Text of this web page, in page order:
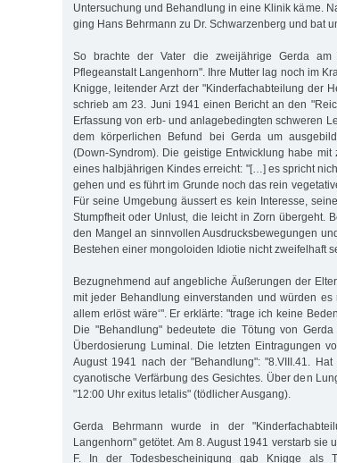
Untersuchung und Behandlung in eine Klinik käme.
ging Hans Behrmann zu Dr. Schwarzenberg und bat
So brachte der Vater die zweijährige Gerda
Pflegeanstalt Langenhorn". Ihre Mutter lag noch im
Knigge, leitender Arzt der "Kinderfachabteilung der
schrieb am 23. Juni 1941 einen Bericht an den
Erfassung von erb- und anlagebedingten schweren
dem körperlichen Befund bei Gerda um
(Down-Syndrom). Die geistige Entwicklung habe
eines halbjährigen Kindes erreicht: "[…] es spricht
gehen und es führt im Grunde noch das rein
Für seine Umgebung äussert es kein Interesse,
Stumpfheit oder Unlust, die leicht in Zorn übergeht.
den Mangel an sinnvollen Ausdrucksbewegungen
Bestehen einer mongoloiden Idiotie nicht zweifelhaft
Bezugnehmend auf angebliche Äußerungen der
mit jeder Behandlung einverstanden und würden es
allem erlöst wäre‘". Er erklärte: "trage ich keine
Die "Behandlung" bedeutete die Tötung von
Überdosierung Luminal. Die letzten Eintragungen
August 1941 nach der "Behandlung": "8.VIII.41. Hat
cyanotische Verfärbung des Gesichtes. Über den
"12:00 Uhr exitus letalis" (tödlicher Ausgang).
Gerda Behrmann wurde in der
Langenhorn" getötet. Am 8. August 1941 verstarb sie
F. In der Todesbescheinigung gab Knigge als